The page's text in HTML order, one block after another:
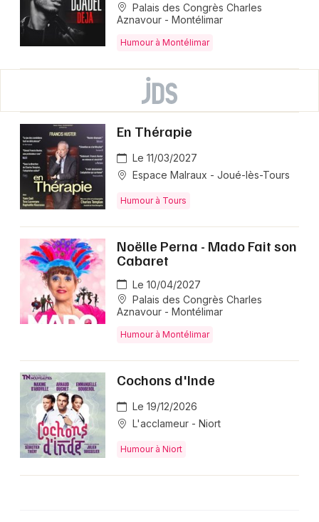
Palais des Congrès Charles
Aznavour - Montélimar
Humour à Montélimar
En Thérapie
Le 11/03/2027
Espace Malraux - Joué-lès-Tours
Humour à Tours
Noëlle Perna - Mado Fait son
Cabaret
Le 10/04/2027
Palais des Congrès Charles
Aznavour - Montélimar
Humour à Montélimar
Cochons d'Inde
Le 19/12/2026
L'acclameur - Niort
Humour à Niort